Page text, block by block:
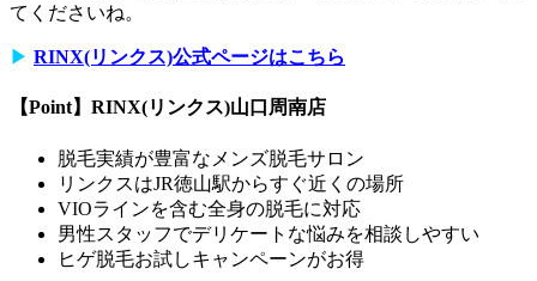
てくださいね。
▶︎ RINX(リンクス)公式ページはこちら
【Point】RINX(リンクス)山口周南店
脱毛実績が豊富なメンズ脱毛サロン
リンクスはJR徳山駅からすぐ近くの場所
VIOラインを含む全身の脱毛に対応
男性スタッフでデリケートな悩みを相談しやすい
ヒゲ脱毛お試しキャンペーンがお得